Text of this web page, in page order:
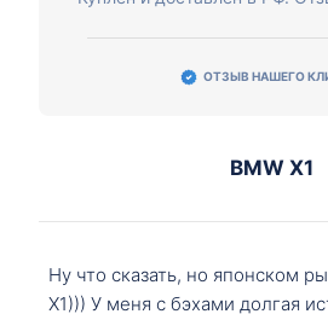
ОТЗЫВ НАШЕГО
BMW X1
Ну что сказать, но японском
X1))) У меня с бэхами долгая